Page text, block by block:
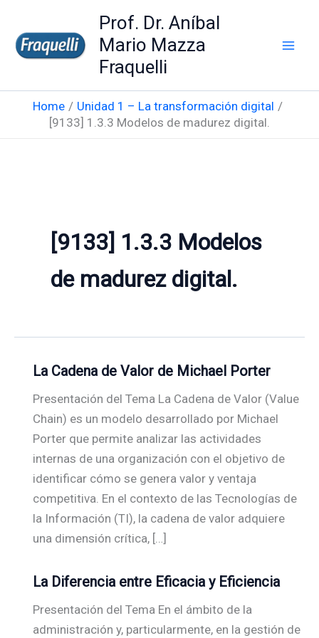
content
Prof. Dr. Aníbal
Mario Mazza
Fraquelli
Home
Unidad 1 – La transformación digital
[9133] 1.3.3 Modelos de madurez digital.
[9133] 1.3.3 Modelos
de madurez digital.
La Cadena de Valor de Michael Porter
Presentación del Tema La Cadena de Valor (Value
Chain) es un modelo desarrollado por Michael
Porter que permite analizar las actividades
internas de una organización con el objetivo de
identificar cómo se genera valor y ventaja
competitiva. En el contexto de las Tecnologías de
la Información (TI), la cadena de valor adquiere
una dimensión crítica, […]
La Diferencia entre Eficacia y Eficiencia
Presentación del Tema En el ámbito de la
administración y, particularmente, en la gestión de